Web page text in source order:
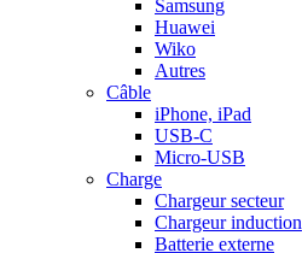
Samsung
Huawei
Wiko
Autres
Câble
iPhone, iPad
USB-C
Micro-USB
Charge
Chargeur secteur
Chargeur induction
Batterie externe